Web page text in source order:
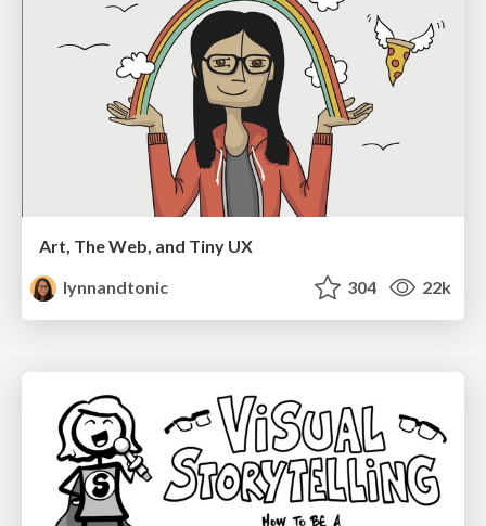
Art, The Web, and Tiny UX
lynnandtonic
304 22k